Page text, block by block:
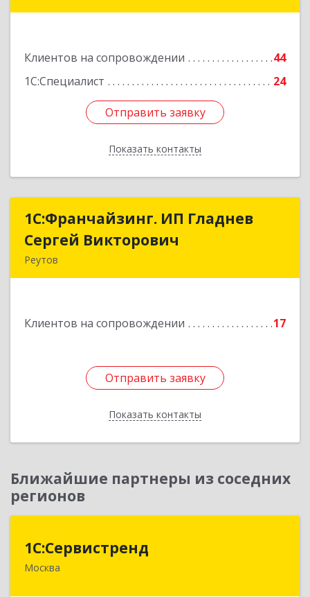
Клиентов на сопровождении
44
1С:Специалист
24
Отправить заявку
Показать контакты
Отправить заявку
Назад
1С:Франчайзинг. ИП Гладнев
Сергей Викторович
Реутов
Клиентов на сопровождении 17
Отправить заявку
Показать контакты
1С:Франчайзинг. ИП Гладнев
Сергей Викторович
Подробнее
Отправить заявку
Назад
Ближайшие партнеры из соседних
регионов
1С:Сервистренд
Москва
107023, Москва г, Семёновский пер, дом № 15,